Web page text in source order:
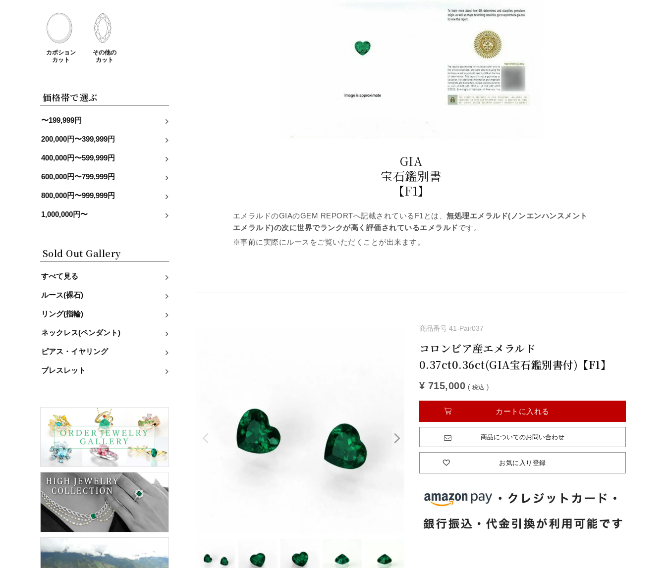
カボション
カット
その他の
カット
価格帯で選ぶ
〜199,999円
200,000円〜399,999円
400,000円〜599,999円
600,000円〜799,999円
800,000円〜999,999円
1,000,000円〜
Sold Out Gallery
すべて見る
ルース(裸石)
リング(指輪)
ネックレス(ペンダント)
ピアス・イヤリング
ブレスレット
GIA
宝石鑑別書
【F1】
エメラルドのGIAのGEM REPORTへ記載されているF1とは、 無処理エメラルド(ノンエンハンスメント
エメラルド)の次に世界でランクが高く評価されているエメラルドです。
※事前に実際にルースをご覧いただくことが出来ます。
商品番号 41-Pair037
コロンビア産エメラルド
0.37ct0.36ct(GIA宝石鑑別書付)【F1】
¥ 715,000 税込
お気に入り登録
カートに入れる
商品についてのお問い合わせ